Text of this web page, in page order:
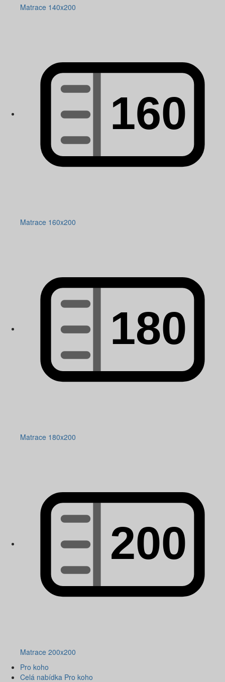
Matrace 140x200
Matrace 160x200
Matrace 180x200
Matrace 200x200
Pro koho
Celá nabídka Pro koho